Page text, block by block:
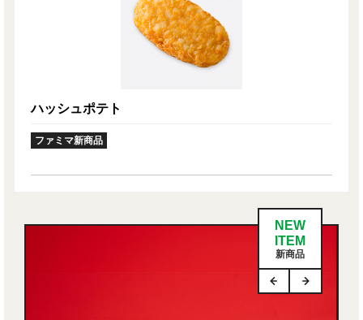
ハッシュポテト
ファミマ新商品
NEW
ITEM
新商品